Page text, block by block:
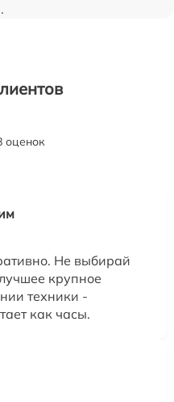
оценок
Не выбирай
крупное
техники -
как часы.